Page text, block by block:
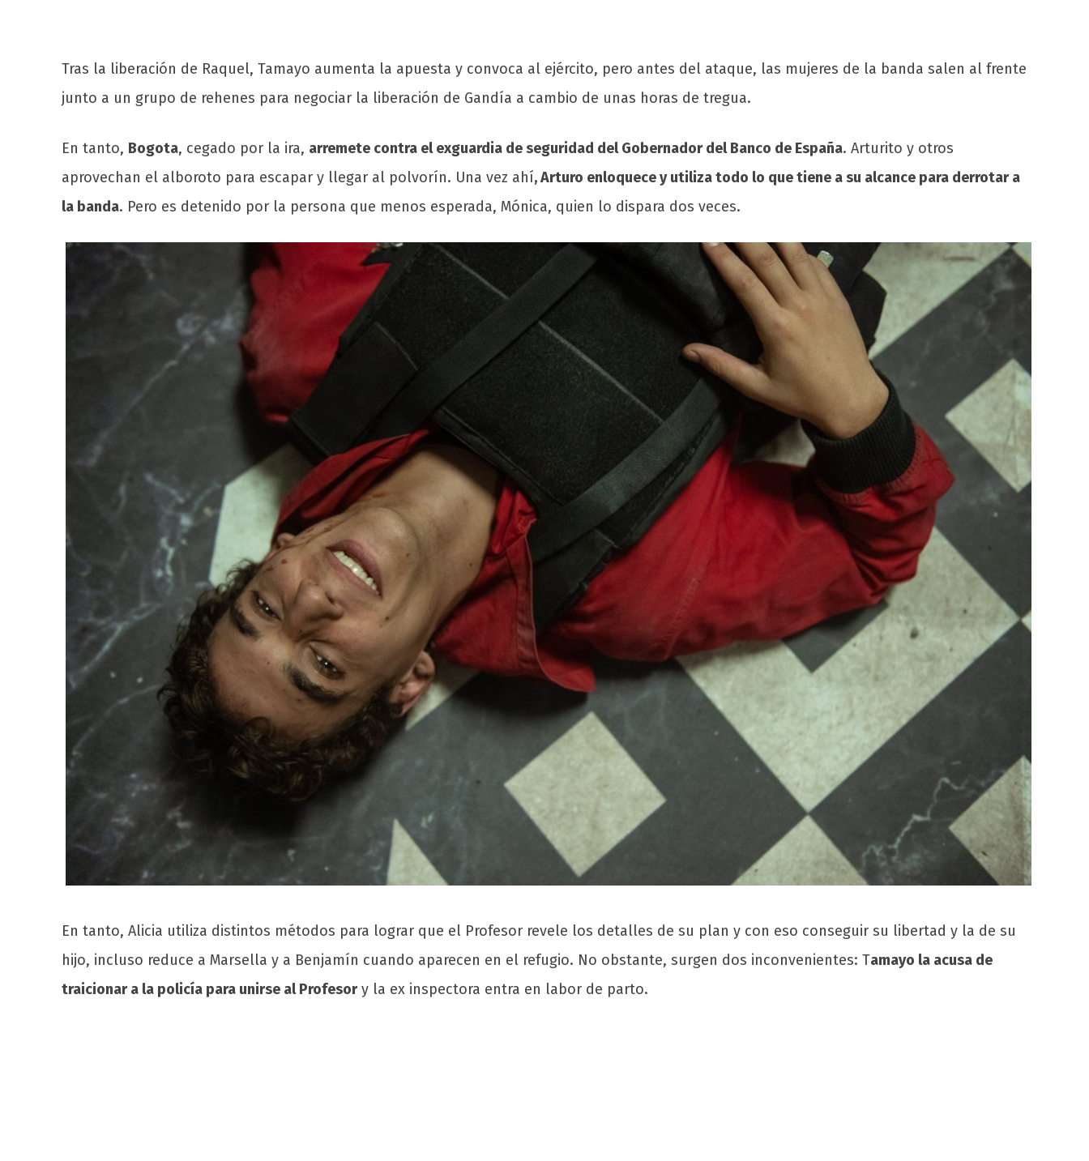
Tras la liberación de Raquel, Tamayo aumenta la apuesta y convoca al ejército, pero antes del ataque, las mujeres de la banda salen al frente
junto a un grupo de rehenes para negociar la liberación de Gandía a cambio de unas horas de tregua.
En tanto, Bogota, cegado por la ira, arremete contra el exguardia de seguridad del Gobernador del Banco de España. Arturito y otros
aprovechan el alboroto para escapar y llegar al polvorín. Una vez ahí, Arturo enloquece y utiliza todo lo que tiene a su alcance para derrotar a
la banda. Pero es detenido por la persona que menos esperada, Mónica, quien lo dispara dos veces.
En tanto, Alicia utiliza distintos métodos para lograr que el Profesor revele los detalles de su plan y con eso conseguir su libertad y la de su
hijo, incluso reduce a Marsella y a Benjamín cuando aparecen en el refugio. No obstante, surgen dos inconvenientes: Tamayo la acusa de
traicionar a la policía para unirse al Profesory la ex inspectora entra en labor de parto.